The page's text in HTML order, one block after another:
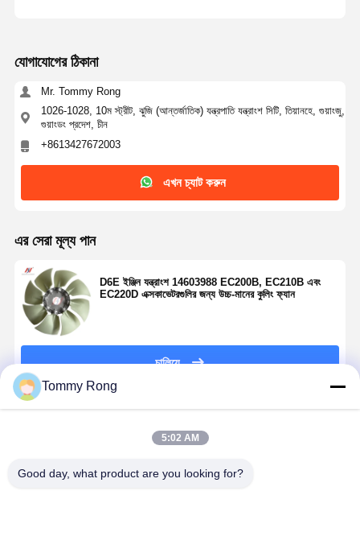
যোগাযোগের ঠিকানা
Mr. Tommy Rong
1026-1028, 10ম স্ট্রীট, ঝুজি (আন্তর্জাতিক) যন্ত্রপাতি যন্ত্রাংশ সিটি, তিয়ানহে, গুয়াংজু,
গুয়াংডং প্রদেশ, চীন
+8613427672003
এখন চ্যাট করুন
এর সেরা মূল্য পান
D6E ইঞ্জিন যন্ত্রাংশ 14603988 EC200B, EC210B এবং
EC220D এক্সকাভেটরগুলির জন্য উচ্চ-মানের কুলিং ফ্যান
চালিয়ে
Tommy Rong
5:02 AM
Good day, what product are you looking for?